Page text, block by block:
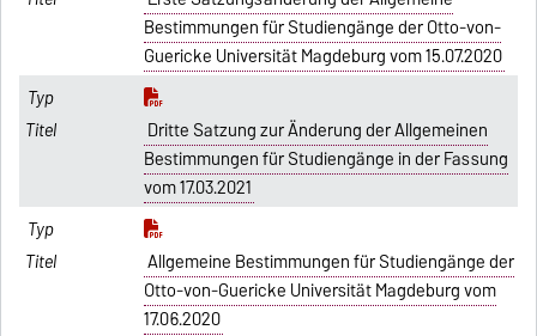
Bestimmungen für Studiengänge der Otto-von-
Guericke Universität Magdeburg vom 15.07.2020
Dritte Satzung zur Änderung der Allgemeinen
Bestimmungen für Studiengänge in der Fassung
vom 17.03.2021
Allgemeine Bestimmungen für Studiengänge der
Otto-von-Guericke Universität Magdeburg vom
17.06.2020